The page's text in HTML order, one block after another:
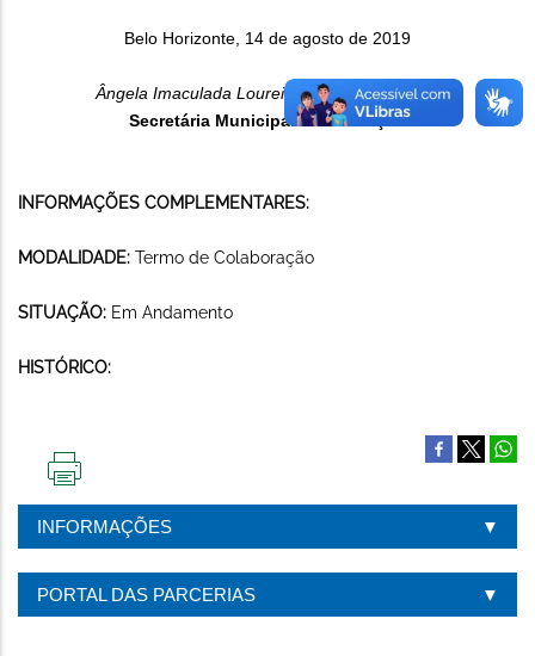
Belo Horizonte, 14 de agosto de 2019
Ângela Imaculada Loureiro de Freitas Dalben
Secretária Municipal de Educação
INFORMAÇÕES COMPLEMENTARES:
MODALIDADE: Termo de Colaboração
SITUAÇÃO: Em Andamento
HISTÓRICO:
PÁGINA
INFORMAÇÕES
PORTAL DAS PARCERIAS